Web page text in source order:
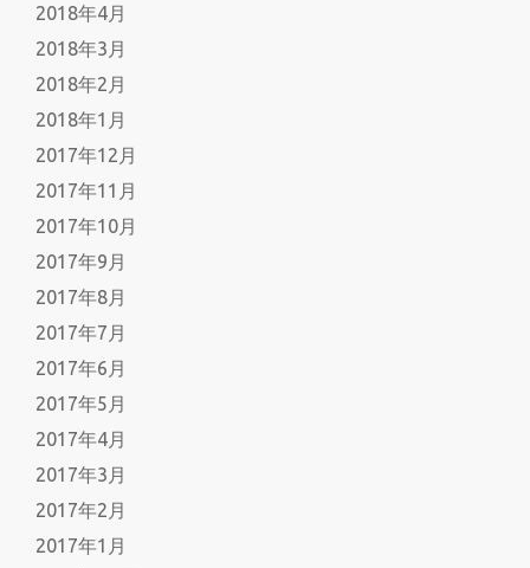
2018年4月
2018年3月
2018年2月
2018年1月
2017年12月
2017年11月
2017年10月
2017年9月
2017年8月
2017年7月
2017年6月
2017年5月
2017年4月
2017年3月
2017年2月
2017年1月